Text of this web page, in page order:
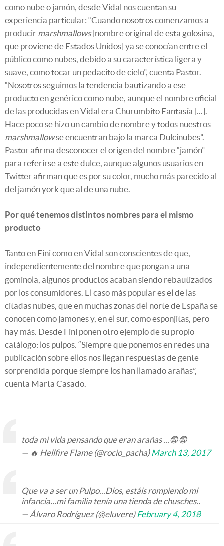
como nube o jamón, desde Vidal nos cuentan su
experiencia particular: “Cuando nosotros comenzamos a
producir marshmallows[nombre original de esta golosina,
que proviene de Estados Unidos] ya se conocían entre el
público como nubes, debido a su característica ligera y
suave, como tocar un pedacito de cielo”, cuenta Pastor.
“Nosotros seguimos la tendencia bautizando a ese
producto en genérico como nube, aunque el nombre oficial
de las producidas en Vidal era Churumbito Fantasía [...].
Hace poco se hizo un cambio de nombre y todos nuestros
marshmallowse encuentran bajo la marca Dulcinubes”.
Pastor afirma desconocer el origen del nombre “jamón”
para referirse a este dulce, aunque algunos usuarios en
Twitter afirman que es por su color, mucho más parecido al
del jamón york que al de una nube.
Por qué tenemos distintos nombres para el mismo
producto
Tanto en Fini como en Vidal son conscientes de que,
independientemente del nombre que pongan a una
gominola, algunos productos acaban siendo rebautizados
por los consumidores. El caso más popular es el de las
citadas nubes, que en muchas zonas del norte de España se
conocen como jamones y, en el sur, como esponjitas, pero
hay más. Desde Fini ponen otro ejemplo de su propio
catálogo: los pulpos. “Siempre que ponemos en redes una
publicación sobre ellos nos llegan respuestas de gente
sorprendida porque siempre los han llamado arañas”,
cuenta Marta Casado.
toda mi vida pensando que eran arañas ...😨😨
— 🔥 Hellfire Flame (@rocio_pacha)March 13, 2017
Que va a ser un Pulpo...Dios, estáis rompiendo mi
infancia...mi familia tenía una tienda de chusches..
— Álvaro Rodríguez (@eluvere)February 4, 2018